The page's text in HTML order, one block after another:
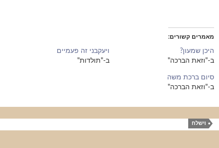
מאמרים קשורים
היכן שמעון?
ב-"וזאת הברכה"
ויעקבני זה פעמיים
ב-"תולדות"
סיום ברכת משה
ב-"וזאת הברכה"
וישלח